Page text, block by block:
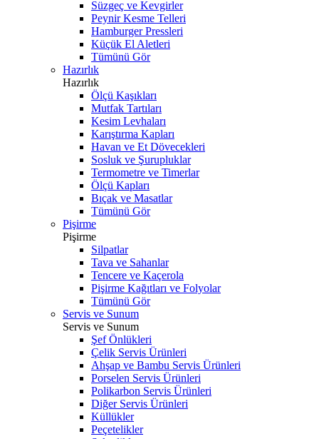
Süzgeç ve Kevgirler
Peynir Kesme Telleri
Hamburger Pressleri
Küçük El Aletleri
Tümünü Gör
Hazırlık
Hazırlık
Ölçü Kaşıkları
Mutfak Tartıları
Kesim Levhaları
Karıştırma Kapları
Havan ve Et Dövecekleri
Sosluk ve Şurupluklar
Termometre ve Timerlar
Ölçü Kapları
Bıçak ve Masatlar
Tümünü Gör
Pişirme
Pişirme
Silpatlar
Tava ve Sahanlar
Tencere ve Kaçerola
Pişirme Kağıtları ve Folyolar
Tümünü Gör
Servis ve Sunum
Servis ve Sunum
Şef Önlükleri
Çelik Servis Ürünleri
Ahşap ve Bambu Servis Ürünleri
Porselen Servis Ürünleri
Polikarbon Servis Ürünleri
Diğer Servis Ürünleri
Küllükler
Peçetelikler